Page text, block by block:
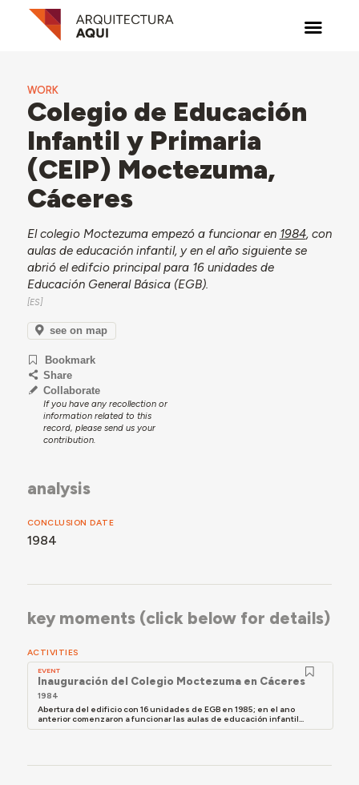
WORK
Colegio de Educación
Infantil y Primaria
(CEIP) Moctezuma,
Cáceres
El colegio Moctezuma empezó a funcionar en 1984, con
aulas de educación infantil, y en el año siguiente se
abrió el edifcio principal para 16 unidades de
Educación General Básica (EGB).
see on map
Bookmark
Share
Collaborate
If you have any recollection or
information related to this
record, please send us your
contribution.
analysis
CONCLUSION DATE
1984
key moments (click below for details)
ACTIVITIES
EVENT
Inauguración del Colegio Moctezuma en Cáceres
1984
Abertura del edificio con 16 unidades de EGB en 1985; en el ano
anterior comenzaron a funcionar las aulas de educación infantil...